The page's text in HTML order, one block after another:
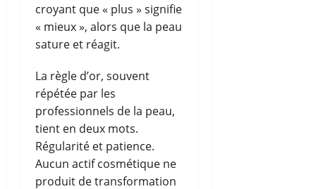
croyant que « plus » signifie
« mieux », alors que la peau
sature et réagit.
La règle d’or, souvent
répétée par les
professionnels de la peau,
tient en deux mots.
Régularité et patience.
Aucun actif cosmétique ne
produit de transformation